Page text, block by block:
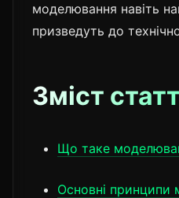
моделювання навіть
призведуть до
Зміст
Що таке
Основні принципи